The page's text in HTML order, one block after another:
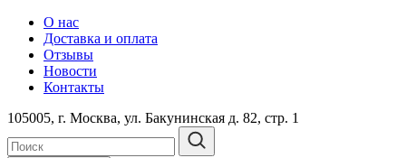
О нас
Доставка и оплата
Отзывы
Новости
Контакты
105005, г. Москва, ул. Бакунинская д. 82, стр. 1